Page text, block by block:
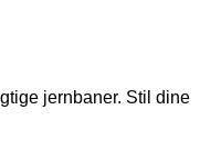
jernbaner. Stil dine